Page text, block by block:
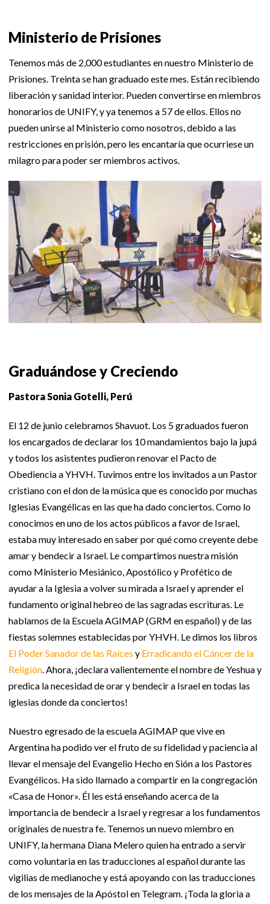
Ministerio de Prisiones
Tenemos más de 2,000 estudiantes en nuestro Ministerio de
Prisiones. Treinta se han graduado este mes. Están recibiendo
liberación y sanidad interior. Pueden convertirse en miembros
honorarios de UNIFY, y ya tenemos a 57 de ellos. Ellos no
pueden unirse al Ministerio como nosotros, debido a las
restricciones en prisión, pero les encantaría que ocurriese un
milagro para poder ser miembros activos.
Graduándose y Creciendo
Pastora Sonia Gotelli, Perú
El 12 de junio celebramos Shavuot. Los 5 graduados fueron
los encargados de declarar los 10 mandamientos bajo la jupá
y todos los asistentes pudieron renovar el Pacto de
Obediencia a YHVH. Tuvimos entre los invitados a un Pastor
cristiano con el don de la música que es conocido por muchas
Iglesias Evangélicas en las que ha dado conciertos. Como lo
conocimos en uno de los actos públicos a favor de Israel,
estaba muy interesado en saber por qué como creyente debe
amar y bendecir a Israel. Le compartimos nuestra misión
como Ministerio Mesiánico, Apostólico y Profético de
ayudar a la Iglesia a volver su mirada a Israel y aprender el
fundamento original hebreo de las sagradas escrituras. Le
hablamos de la Escuela AGIMAP (GRM en español) y de las
fiestas solemnes establecidas por YHVH. Le dimos los libros
El Poder Sanador de las Raíces y Erradicando el Cáncer de la
Religión. Ahora, ¡declara valientemente el nombre de Yeshua y
predica la necesidad de orar y bendecir a Israel en todas las
iglesias donde da conciertos!
Nuestro egresado de la escuela AGIMAP que vive en
Argentina ha podido ver el fruto de su fidelidad y paciencia al
llevar el mensaje del Evangelio Hecho en Sión a los Pastores
Evangélicos. Ha sido llamado a compartir en la congregación
«Casa de Honor». Él les está enseñando acerca de la
importancia de bendecir a Israel y regresar a los fundamentos
originales de nuestra fe. Tenemos un nuevo miembro en
UNIFY, la hermana Diana Melero quien ha entrado a servir
como voluntaria en las traducciones al español durante las
vigilias de medianoche y está apoyando con las traducciones
de los mensajes de la Apóstol en Telegram. ¡Toda la gloria a